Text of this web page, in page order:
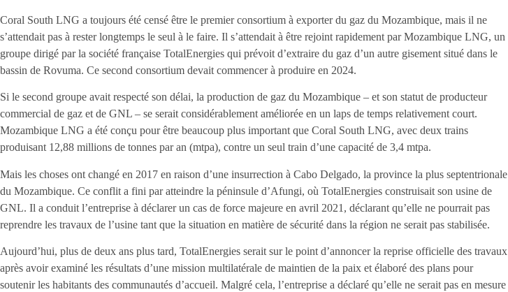
Coral South LNG a toujours été censé être le premier consortium à exporter du gaz du Mozambique, mais il ne
s’attendait pas à rester longtemps le seul à le faire. Il s’attendait à être rejoint rapidement par Mozambique LNG, un
groupe dirigé par la société française TotalEnergies qui prévoit d’extraire du gaz d’un autre gisement situé dans le
bassin de Rovuma. Ce second consortium devait commencer à produire en 2024.
Si le second groupe avait respecté son délai, la production de gaz du Mozambique – et son statut de producteur
commercial de gaz et de GNL – se serait considérablement améliorée en un laps de temps relativement court.
Mozambique LNG a été conçu pour être beaucoup plus important que Coral South LNG, avec deux trains
produisant 12,88 millions de tonnes par an (mtpa), contre un seul train d’une capacité de 3,4 mtpa.
Mais les choses ont changé en 2017 en raison d’une insurrection à Cabo Delgado, la province la plus septentrionale
du Mozambique. Ce conflit a fini par atteindre la péninsule d’Afungi, où TotalEnergies construisait son usine de
GNL. Il a conduit l’entreprise à déclarer un cas de force majeure en avril 2021, déclarant qu’elle ne pourrait pas
reprendre les travaux de l’usine tant que la situation en matière de sécurité dans la région ne serait pas stabilisée.
Aujourd’hui, plus de deux ans plus tard, TotalEnergies serait sur le point d’annoncer la reprise officielle des travaux
après avoir examiné les résultats d’une mission multilatérale de maintien de la paix et élaboré des plans pour
soutenir les habitants des communautés d’accueil. Malgré cela, l’entreprise a déclaré qu’elle ne serait pas en mesure